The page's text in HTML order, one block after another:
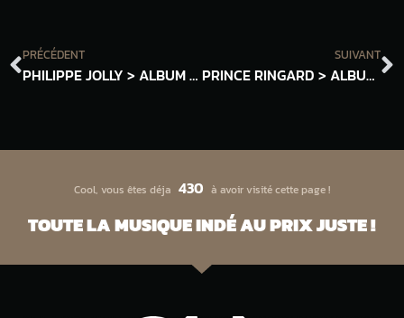
PRÉCÉDENT
PHILIPPE JOLLY > ALBUM VINYLE « FIGURES DE FEMMES… ET D’UN PETIT BOUT D’HOMME » (1986)
SUIVANT
PRINCE RINGARD > ALBUM VINYLE « DÉGRADATION PAR L’OUEST » (2018) + « RUE DES CHATS PERCHÉS » (2020)
Cool, vous êtes déja 430 à avoir visité cette page !
TOUTE LA MUSIQUE INDÉ AU PRIX JUSTE !